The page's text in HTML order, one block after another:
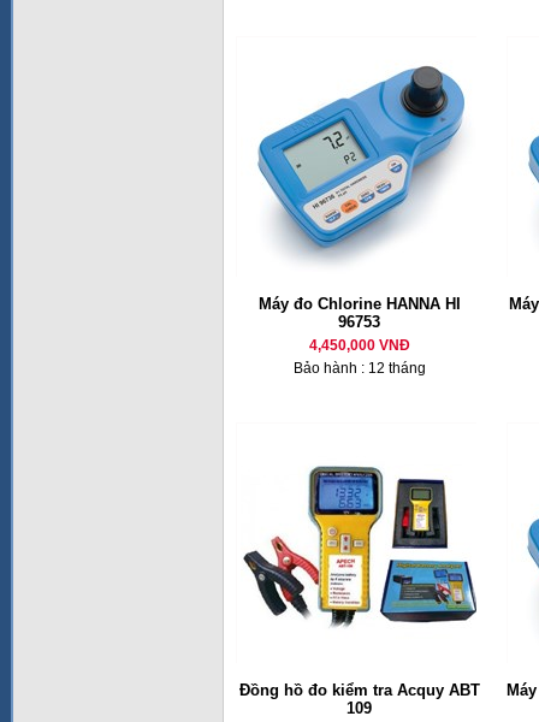
Máy đo Chlorine HANNA HI
96753
4,450,000 VNĐ
Bảo hành : 12 tháng
Đồng hồ đo kiểm tra Acquy ABT
109